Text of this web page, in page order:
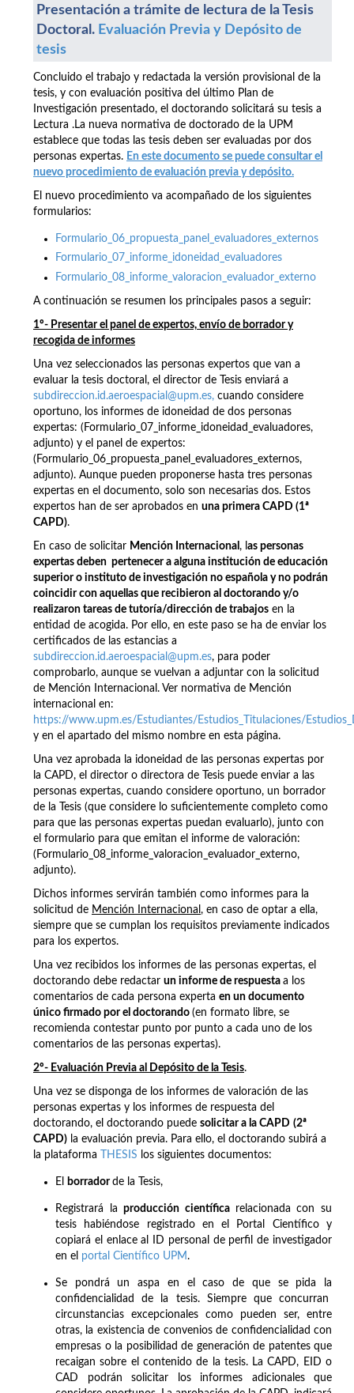
Presentación a trámite de lectura de la Tesis
Doctoral. Evaluación Previa y Depósito de
tesis
Concluido el trabajo y redactada la versión provisional de la
tesis, y con evaluación positiva del último Plan de
Investigación presentado, el doctorando solicitará su tesis a
Lectura .La nueva normativa de doctorado de la UPM
establece que todas las tesis deben ser evaluadas por dos
personas expertas. En este documento se puede consultar el
nuevo procedimiento de evaluación previa y depósito.
El nuevo procedimiento va acompañado de los siguientes
formularios:
Formulario_06_propuesta_panel_evaluadores_externos
Formulario_07_informe_idoneidad_evaluadores
Formulario_08_informe_valoracion_evaluador_externo
A continuación se resumen los principales pasos a seguir:
1º- Presentar el panel de expertos, envío de borrador y
recogida de informes
Una vez seleccionados las personas expertos que van a
evaluar la tesis doctoral, el director de Tesis enviará a
subdireccion.id.aeroespacial@upm.es, cuando considere
oportuno, los informes de idoneidad de dos personas
expertas: (Formulario_07_informe_idoneidad_evaluadores,
adjunto) y el panel de expertos:
(Formulario_06_propuesta_panel_evaluadores_externos,
adjunto). Aunque pueden proponerse hasta tres personas
expertas en el documento, solo son necesarias dos. Estos
expertos han de ser aprobados en una primera CAPD (1ª
CAPD).
En caso de solicitar Mención Internacional , l as personas
expertas deben pertenecer a alguna institución de educación
superior o instituto de investigación no española yno podrán
coincidir con aquellas que recibieron al doctorando y/o
realizaron tareas de tutoría/dirección de trabajos en la
entidad de acogida. Por ello, en este paso se ha de enviar los
certificados de las estancias a
subdireccion.id.aeroespacial@upm.es, para poder
comprobarlo, aunque se vuelvan a adjuntar con la solicitud
de Mención Internacional. Ver normativa de Mención
internacional en:
https://www.upm.es/Estudiantes/Estudios_Titulaciones/
y en el apartado del mismo nombre en esta página.
Una vez aprobada la idoneidad de las personas expertas por
la CAPD, el director o directora de Tesis puede enviar a las
personas expertas, cuando considere oportuno, un borrador
de la Tesis (que considere lo suficientemente completo como
para que las personas expertas puedan evaluarlo), junto con
el formulario para que emitan el informe de valoración:
(Formulario_08_informe_valoracion_evaluador_externo,
adjunto).
Dichos informes servirán también como informes para la
solicitud de Mención Internacional , en caso de optar a ella,
siempre que se cumplan los requisitos previamente indicados
para los expertos.
Una vez recibidos los informes de las personas expertas, el
doctorando debe redactar un informe de respuesta a los
comentarios de cada persona experta en un documento
único firmado por el doctorando (en formato libre, se
recomienda contestar punto por punto a cada uno de los
comentarios de las personas expertas).
2º- Evaluación Previa al Depósito de la Tesis.
Una vez se disponga de los informes de valoración de las
personas expertas y los informes de respuesta del
doctorando, el doctorando puede solicitar a la CAPD (2ª
CAPD) la evaluación previa. Para ello, el doctorando subirá a
la plataforma
THESIS los siguientes documentos:
El borradorde la Tesis,
Registrará laproducción científica relacionada con su
tesis habiéndose registrado en el Portal Científico y
copiará el enlace al ID personal de perfil de investigador
en el portal Científico UPM.
Se pondrá un aspa en el caso de que se pida la
confidencialidad de la tesis. Siempre que concurran
circunstancias excepcionales como pueden ser, entre
otras, la existencia de convenios de confidencialidad con
empresas o la posibilidad de generación de patentes que
recaigan sobre el contenido de la tesis. La CAPD, EID o
CAD podrán solicitar los informes adicionales que